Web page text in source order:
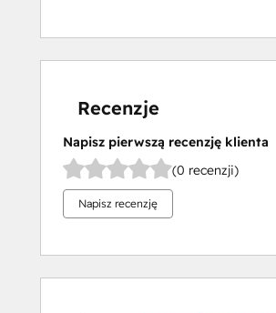
Recenzje
Napisz pierwszą recenzję klienta
(0 recenzji)
Napisz recenzję